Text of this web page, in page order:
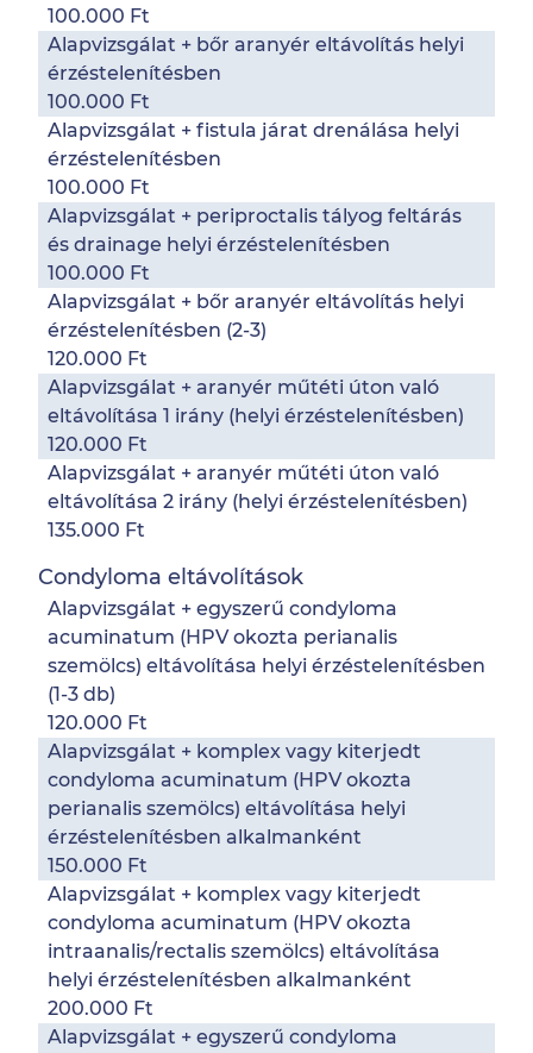
100.000 Ft
Alapvizsgálat + bőr aranyér eltávolítás helyi
érzéstelenítésben
100.000 Ft
Alapvizsgálat + fistula járat drenálása helyi
érzéstelenítésben
100.000 Ft
Alapvizsgálat + periproctalis tályog feltárás
és drainage helyi érzéstelenítésben
100.000 Ft
Alapvizsgálat + bőr aranyér eltávolítás helyi
érzéstelenítésben (2-3)
120.000 Ft
Alapvizsgálat + aranyér műtéti úton való
eltávolítása 1 irány (helyi érzéstelenítésben)
120.000 Ft
Alapvizsgálat + aranyér műtéti úton való
eltávolítása 2 irány (helyi érzéstelenítésben)
135.000 Ft
Condyloma eltávolítások
Alapvizsgálat + egyszerű condyloma
acuminatum (HPV okozta perianalis
szemölcs) eltávolítása helyi érzéstelenítésben
(1-3 db)
120.000 Ft
Alapvizsgálat + komplex vagy kiterjedt
condyloma acuminatum (HPV okozta
perianalis szemölcs) eltávolítása helyi
érzéstelenítésben alkalmanként
150.000 Ft
Alapvizsgálat + komplex vagy kiterjedt
condyloma acuminatum (HPV okozta
intraanalis/rectalis szemölcs) eltávolítása
helyi érzéstelenítésben alkalmanként
200.000 Ft
Alapvizsgálat + egyszerű condyloma